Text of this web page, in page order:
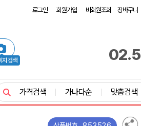
로그인 회원가입 비회원조회 장바구니
지 검색
가격검색 가나다순 맞춤검색